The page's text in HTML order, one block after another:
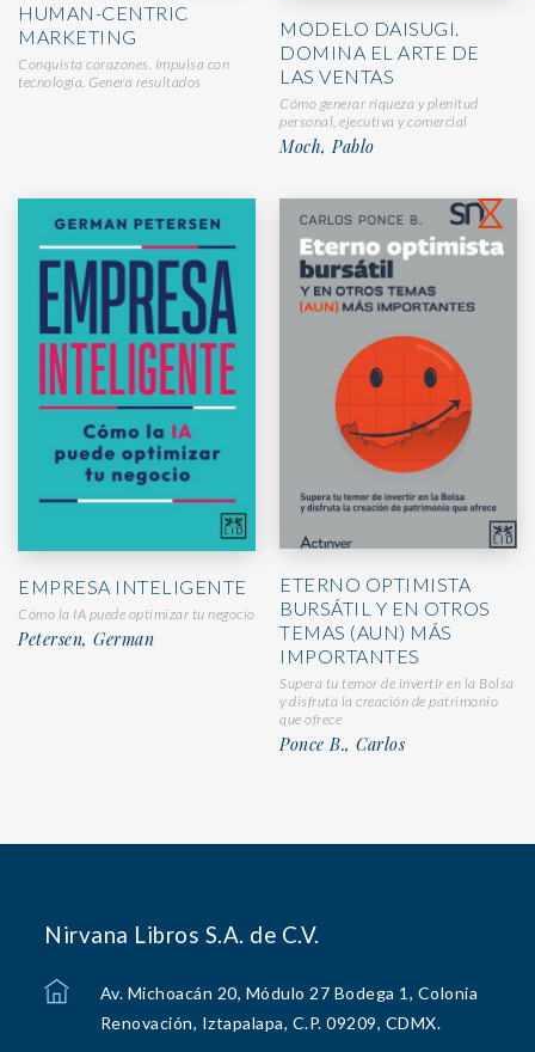
HUMAN-CENTRIC
MARKETING
Conquista corazones. Impulsa con
tecnología. Genera resultados
MODELO DAISUGI.
DOMINA EL ARTE DE
LAS VENTAS
Cómo generar riqueza y plenitud
personal, ejecutiva y comercial
Moch, Pablo
EMPRESA INTELIGENTE
Cómo la IA puede optimizar tu negocio
Petersen, German
ETERNO OPTIMISTA
BURSÁTIL Y EN OTROS
TEMAS (AUN) MÁS
IMPORTANTES
Supera tu temor de invertir en la Bolsa
y disfruta la creación de patrimonio
que ofrece
Ponce B., Carlos
Nirvana Libros S.A. de C.V.
Av. Michoacán 20, Módulo 27 Bodega 1, Colonia
Renovación, Iztapalapa, C.P. 09209, CDMX.